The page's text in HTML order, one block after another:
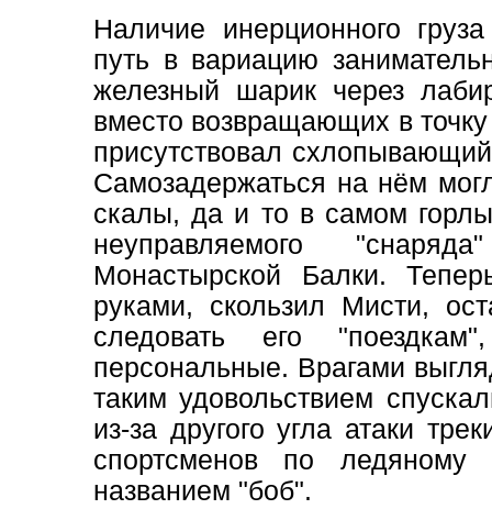
Наличие инерционного
путь в вариацию
железный шарик через
вместо возвращающих в точку
присутствовал
Самозадержаться на нём
скалы, да и то в самом
неуправляемого
Монастырской Балки.
руками, скользил Мисти,
следовать его
персональные. Врагами
таким удовольствием
из-за другого угла атаки
спортсменов по ледяному
названием "боб".